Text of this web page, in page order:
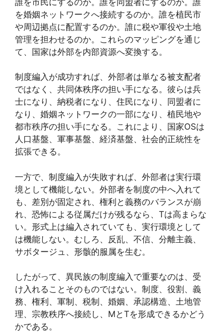
を婚姻ネットワークへ接続するのか。誰を植民市
や周辺拠点に配置するのか。誰に税や軍役や土地
管理を担わせるのか。これらのマッピングを通じ
て、国家は外部を内部資源へ変換する。
制度編入が成功すれば、外部者は単なる被支配者
ではなく、共同体秩序の担い手になる。彼らは兵
士になり、納税者になり、住民になり、同盟者に
なり、婚姻ネットワークの一部になり、植民地や
都市秩序の担い手になる。これにより、国家OSは
人口基盤、軍事基盤、経済基盤、社会的正統性を
拡張できる。
一方で、制度編入が失敗すれば、外部者は実行環
境として機能しない。外部者を制度の中へ入れて
も、差別が固定され、権利と義務のバランスが崩
れ、恐怖による従属だけが残るなら、Tは高まらな
い。形式上は編入されていても、実行環境として
は機能しない。むしろ、反乱、不信、分離主義、
サボタージュ、形骸的服属を生む。
したがって、異民族の制度編入で重要なのは、受
け入れることそのものではない。制度、役割、義
務、権利、軍制、税制、婚姻、承認構造、土地管
理、宗教秩序へ接続し、MとTを形成できるかどう
かである。